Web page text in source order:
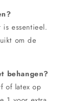
is essentieel.
om de
behangen?
of latex op